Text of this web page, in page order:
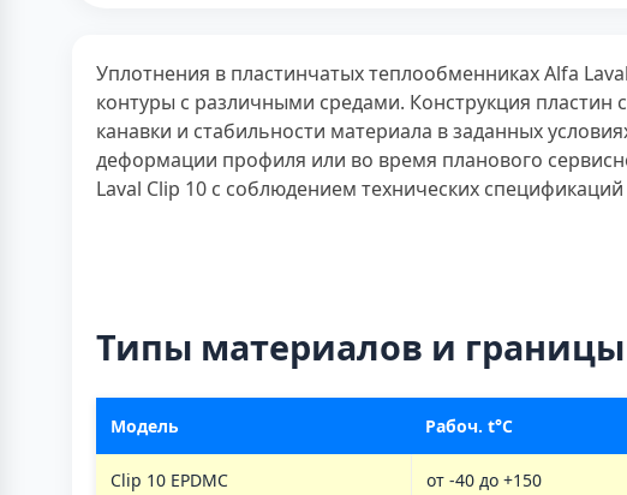
Уплотнения в пластинчатых теплообменниках Alfa
контуры с различными средами. Конструкция пластин
канавки и стабильности материала в заданных
деформации профиля или во время планового
Laval Clip 10 с соблюдением технических
Типы материалов и
Модель Рабоч. t°C
Clip 10 EPDMC от -40 до +150